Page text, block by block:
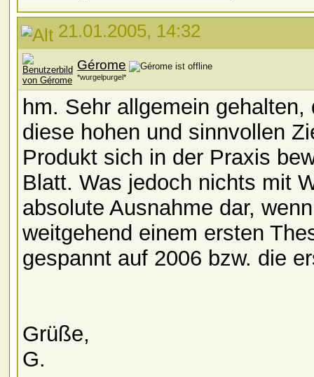
21.01.2005, 14:32
Gérome
*wurgelpurgel*
hm. Sehr allgemein
diese hohen und sinnvollen
Produkt sich in der Praxis
Blatt. Was jedoch nichts mit
absolute Ausnahme dar,
weitgehend einem ersten
gespannt auf 2006 bzw. die
Grüße,
G.